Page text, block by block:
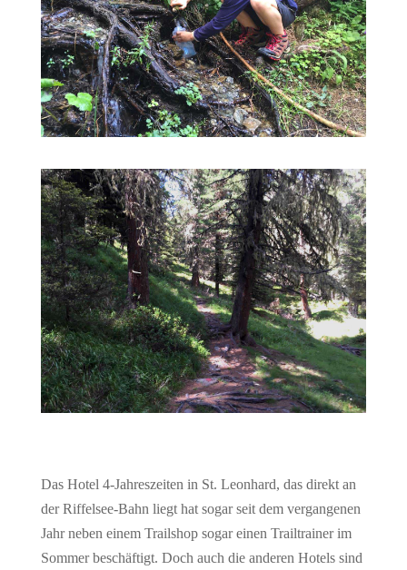
Das Hotel 4-Jahreszeiten in St. Leonhard, das direkt an
der Riffelsee-Bahn liegt hat sogar seit dem vergangenen
Jahr neben einem Trailshop sogar einen Trailtrainer im
Sommer beschäftigt. Doch auch die anderen Hotels sind